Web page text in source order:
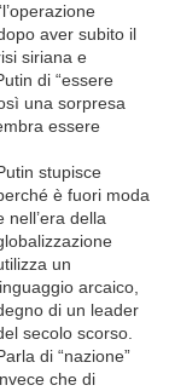
aver subito il
siriana e
di “essere
una sorpresa
essere
stupisce
è fuori moda
nell’era della
un
arcaico,
di un leader
secolo scorso.
di “nazione”
che di